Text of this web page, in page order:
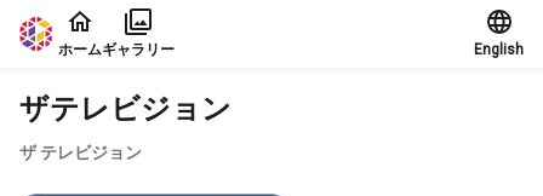
本文に飛ぶ
ホームギャラリー English
ザテレビジョン
ザ テレビジョン